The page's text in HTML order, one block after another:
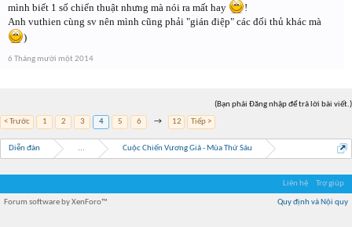
mình biết 1 số chiến thuật nhưng mà nói ra mất hay
!
Anh vuthien cùng sv nên mình cũng phải "gián điệp" các đối thủ khác mà
)
6 Tháng mười một 2014
(Bạn phải Đăng nhập để trả lời bài viết.)
< Trước
1 2 3 4 5 6 → 12 Tiếp >
Diễn đàn ... Cuộc Chiến Vương Giả - Mùa Thứ Sáu
Liên hệ Trợ giúp
Quy định và Nội quy
Forum software by XenForo™